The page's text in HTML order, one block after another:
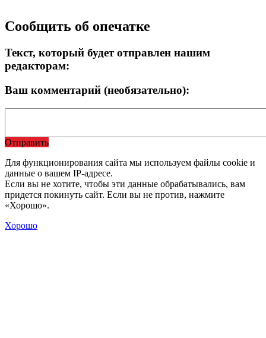
Сообщить об опечатке
Текст, который будет отправлен нашим
редакторам:
Ваш комментарий (необязательно):
Отправить
Для функционирования сайта мы используем файлы cookie и
данные о вашем IP-адресе.
Если вы не хотите, чтобы эти данные обрабатывались, вам
придется покинуть сайт. Если вы не против, нажмите
«Хорошо».
Хорошо